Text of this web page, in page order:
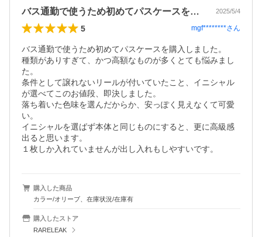
バス通勤で使うため初めてパスケースを購… 2025/5/4
5 mgf********さん
バス通勤で使うため初めてパスケースを購入しました。
種類がありすぎて、かつ高額なものが多くとても悩みまし
た。
条件として譲れないリールが付いていたこと、イニシャル
が選べてこのお値段、即決しました。
落ち着いた色味を選んだからか、安っぽく見えなくて可愛
い。
イニシャルを選ばず本体と同じものにすると、更に高級感
出ると思います。
１枚しか入れていませんが出し入れもしやすいです。
購入した商品
カラー/オリーブ、在庫状況/在庫有
購入したストア
RARELEAK